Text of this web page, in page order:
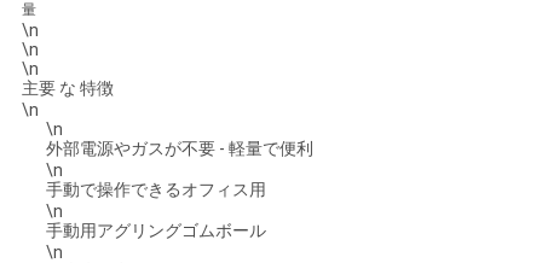
引
用
を
要
求
量
\n
\n
\n
主要 な 特徴
\n
\n
外部電源やガスが不要 - 軽量で便利
\n
手動で操作できるオフィス用
\n
手動用アグリングゴムボール
\n